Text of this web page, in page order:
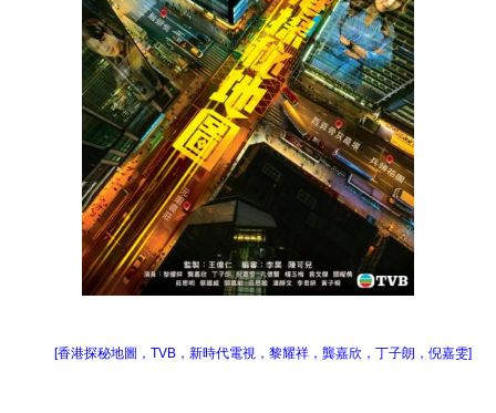
[香港探秘地圖，TVB，新時代電視，黎耀祥，龔嘉欣，丁子朗，倪嘉雯]